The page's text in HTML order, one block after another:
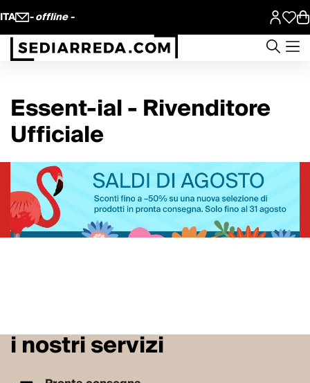
ITA - offline -
Essent-ial - Rivenditore
Ufficiale
i nostri servizi